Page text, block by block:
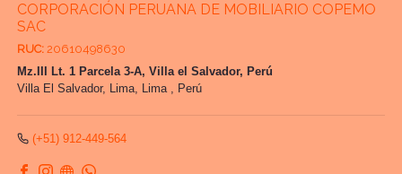
CORPORACIÓN PERUANA DE MOBILIARIO COPEMO
SAC
RUC: 20610498630
Mz.III Lt. 1 Parcela 3-A, Villa el Salvador, Perú
Villa El Salvador, Lima, Lima , Perú
(+51) 912-449-564